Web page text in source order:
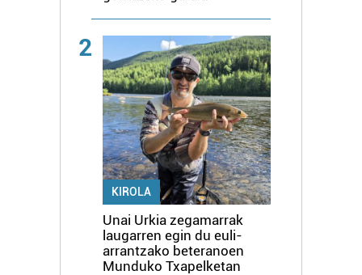
2
KIROLA
Unai Urkia zegamarrak
laugarren egin du euli-
arrantzako beteranoen
Munduko Txapelketan